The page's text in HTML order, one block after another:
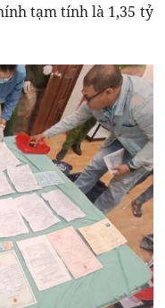
tạm tính là 1,35 tỷ